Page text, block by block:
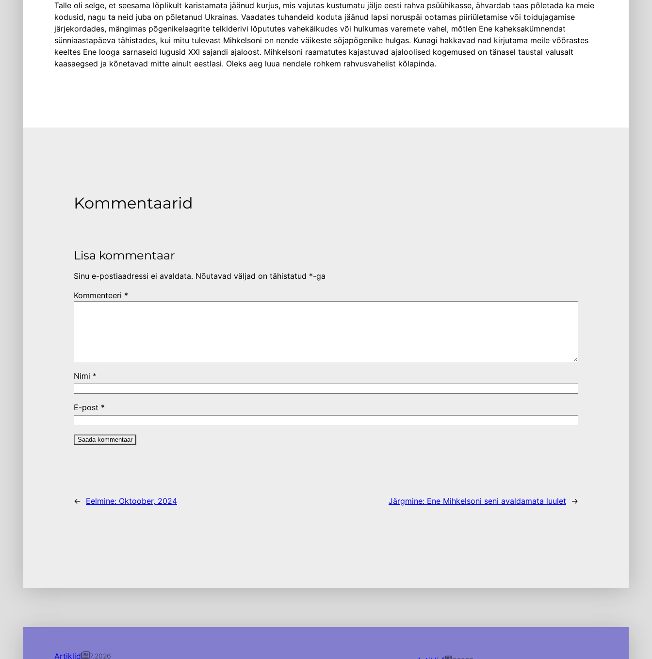
Talle oli selge, et seesama lõplikult karistamata jäänud kurjus, mis vajutas kustumatu jälje eesti rahva psüühikasse, ähvardab taas põletada ka meie
kodusid, nagu ta neid juba on põletanud Ukrainas. Vaadates tuhandeid koduta jäänud lapsi noruspäi ootamas piiriületamise või toidujagamise
järjekordades, mängimas põgenikelaagrite telkiderivi lõpututes vahekäikudes või hulkumas varemete vahel, mõtlen Ene kaheksakümnendat
sünniaastapäeva tähistades, kui mitu tulevast Mihkelsoni on nende väikeste sõjapõgenike hulgas. Kunagi hakkavad nad kirjutama meile võõrastes
keeltes Ene looga sarnaseid lugusid XXI sajandi ajaloost. Mihkelsoni raamatutes kajastuvad ajaloolised kogemused on tänasel taustal valusalt
kaasaegsed ja kõnetavad mitte ainult eestlasi. Oleks aeg luua nendele rohkem rahvusvahelist kõlapinda.
Kommentaarid
Lisa kommentaar
Sinu e-postiaadressi ei avaldata. Nõutavad väljad on tähistatud *-ga
Kommenteeri *
Nimi *
E-post *
← Eelmine: Oktoober, 2024 Järgmine: Ene Mihkelsoni seni avaldamata luulet →
Artiklid 7.2026